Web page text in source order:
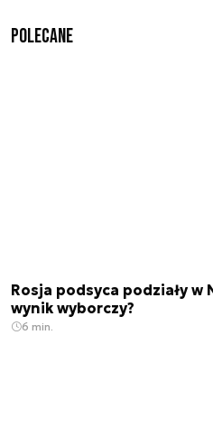
Polecane
Rosja podsyca podziały w
wynik wyborczy?
6 min.